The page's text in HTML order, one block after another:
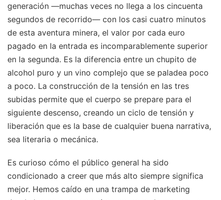
generación —muchas veces no llega a los cincuenta
segundos de recorrido— con los casi cuatro minutos
de esta aventura minera, el valor por cada euro
pagado en la entrada es incomparablemente superior
en la segunda. Es la diferencia entre un chupito de
alcohol puro y un vino complejo que se paladea poco
a poco. La construcción de la tensión en las tres
subidas permite que el cuerpo se prepare para el
siguiente descenso, creando un ciclo de tensión y
liberación que es la base de cualquier buena narrativa,
sea literaria o mecánica.
Es curioso cómo el público general ha sido
condicionado a creer que más alto siempre significa
mejor. Hemos caído en una trampa de marketing